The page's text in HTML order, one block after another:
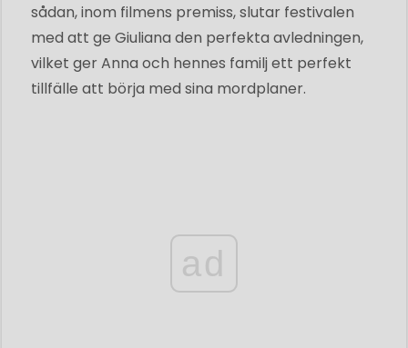
sådan, inom filmens premiss, slutar festivalen
med att ge Giuliana den perfekta avledningen,
vilket ger Anna och hennes familj ett perfekt
tillfälle att börja med sina mordplaner.
ad